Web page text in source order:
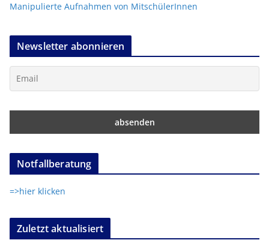
Manipulierte Aufnahmen von MitschülerInnen
Newsletter abonnieren
Notfallberatung
=>hier klicken
Zuletzt aktualisiert